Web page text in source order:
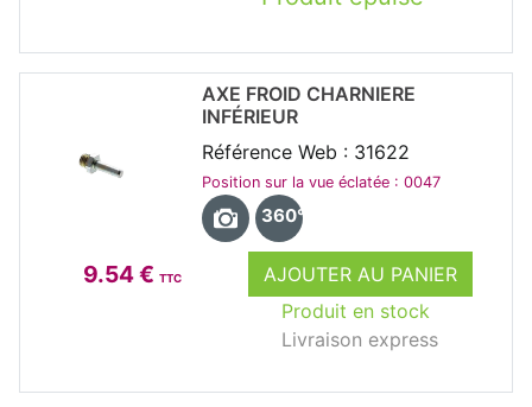
9.54 € TTC
AJOUTER AU PANIER
Produit en stock
Livraison express
AXE FROID CHARNIERE
INFÉRIEUR
Référence Web : 31622
Position sur la vue éclatée : 0047
360°